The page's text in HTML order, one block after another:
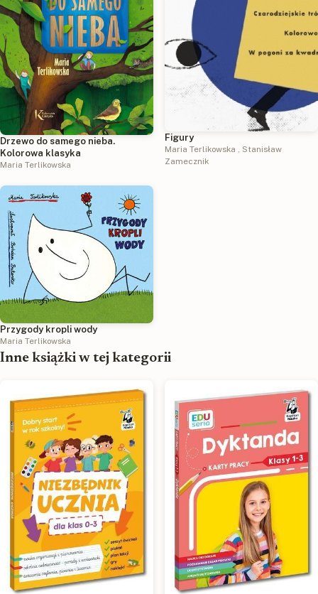
Drzewo do samego nieba.
Kolorowa klasyka
Maria Terlikowska
Figury
Maria Terlikowska , Stanisław
Zamecznik
Przygody kropli wody
Maria Terlikowska
Inne książki w tej kategorii